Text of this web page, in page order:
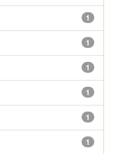
1
1
1
1
1
1